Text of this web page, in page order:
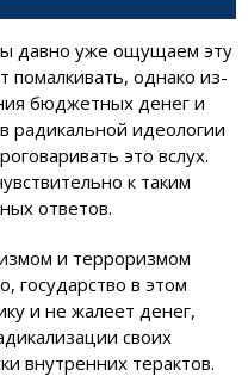
давно уже ощущаем эту
помалкивать, однако из-
бюджетных денег и
радикальной идеологии
это вслух.
к таким
ответов.
и терроризмом
государство в этом
и не жалеет денег,
своих
внутренних терактов.